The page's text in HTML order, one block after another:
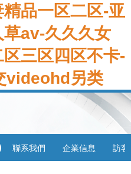
品一区二区-亚
av-久久久女
三区四区不卡-
videohd另类
聯系我們 企業信息 訪客